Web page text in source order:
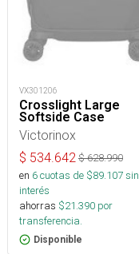
VX301206
Crosslight Large
Softside Case
Victorinox
$ 534.642 $628.990
en 6cuotas de $89.107sin
interés
ahorras $21.390 por
transferencia.
Disponible